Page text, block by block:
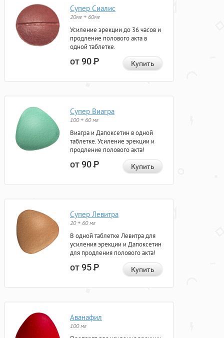
Супер Сиалис
20мг + 60мг
Усиление эрекции до 36 часов и
продление полового акта в
одной таблетке.
от 90Р Купить
Супер Виагра
100 + 60 мг
Виагра и Дапоксетин в одной
таблетке. Усиление эрекции и
продление полового акта!
от 90Р Купить
Супер Левитра
20 + 60 мг
В одной таблетке Левитра для
усиления эрекции и Дапоксетин
для продления полового акта!
от 95Р Купить
Аванафил
100 мг